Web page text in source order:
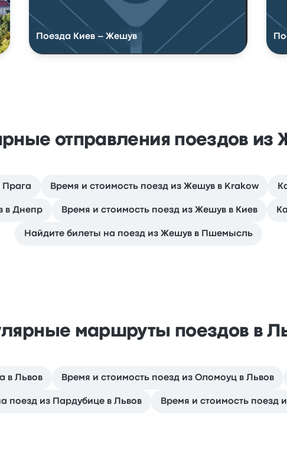
Поезда Киев – Жешув
отправления поездов из
Прага Время и стоимость поезд из Жешув в Krakow
в Днепр Время и стоимость поезд из Жешув в Киев
Найдите билеты на поезд из Жешув в Пшемысль
маршруты поездов в
в Львов Время и стоимость поезд из Оломоуц в Львов
поезд из Пардубице в Львов Время и стоимость поезд